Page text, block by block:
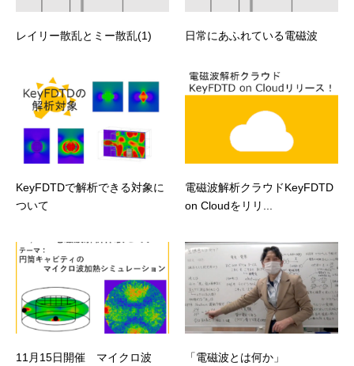
レイリー散乱とミー散乱(1) 日常にあふれている電磁波
KeyFDTDで解析できる対象に
ついて
電磁波解析クラウドKeyFDTD
on Cloudをリリ...
11月15日開催 マイクロ波
「電磁波とは何か」